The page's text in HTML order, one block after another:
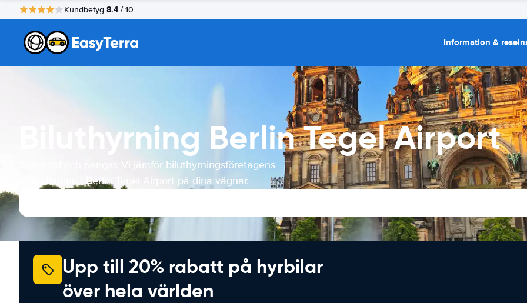
Kundbetyg 8.4 / 10
Information &
Biluthyrning Berlin Tegel Airport
Spara tid och pengar. Vi jämför biluthyrningsföretagens
erbjudanden i Berlin Tegel Airport på dina vägnar.
Upp till 20% rabatt på hyrbilar
över hela världen